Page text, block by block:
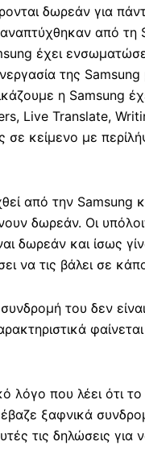
δωρεάν για
από
έχει
της
η Samsung
Live Translate,
κείμενο με
από την
δωρεάν. Οι
δωρεάν και ίσως
να τις βάλει σε
του δεν
λόγο που λέει ότι
ξαφνικά
τις δηλώσεις για